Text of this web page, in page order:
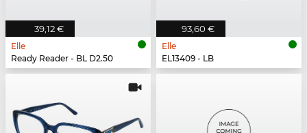
39,12 €
Elle
Ready Reader - BL D2.50
93,60 €
Elle
EL13409 - LB